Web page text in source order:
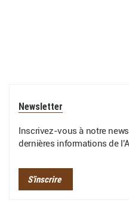
Newsletter
Inscrivez-vous à notre
dernières informations de
S'inscrire